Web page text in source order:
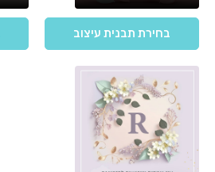
בחירת תבנית עיצוב